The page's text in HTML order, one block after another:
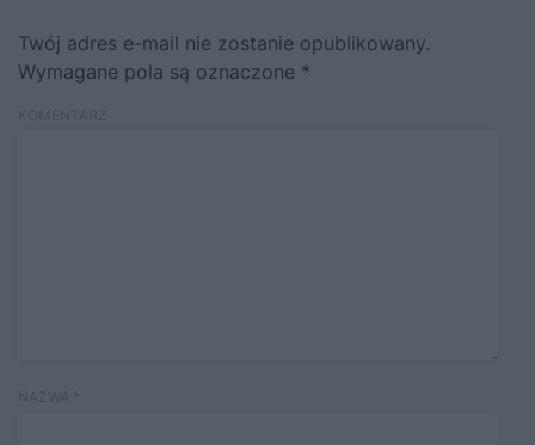
Twój adres e-mail nie zostanie opublikowany.
Wymagane pola są oznaczone *